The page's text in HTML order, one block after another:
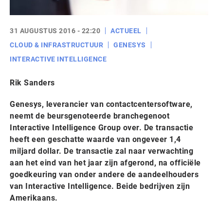
31 AUGUSTUS 2016 - 22:20
ACTUEEL
CLOUD & INFRASTRUCTUUR
GENESYS
INTERACTIVE INTELLIGENCE
Rik Sanders
Genesys, leverancier van contactcentersoftware,
neemt de beursgenoteerde branchegenoot
Interactive Intelligence Group over. De transactie
heeft een geschatte waarde van ongeveer 1,4
miljard dollar. De transactie zal naar verwachting
aan het eind van het jaar zijn afgerond, na officiële
goedkeuring van onder andere de aandeelhouders
van Interactive Intelligence. Beide bedrijven zijn
Amerikaans.